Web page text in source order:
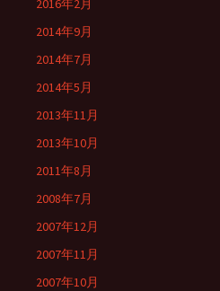
2016年2月
2014年9月
2014年7月
2014年5月
2013年11月
2013年10月
2011年8月
2008年7月
2007年12月
2007年11月
2007年10月